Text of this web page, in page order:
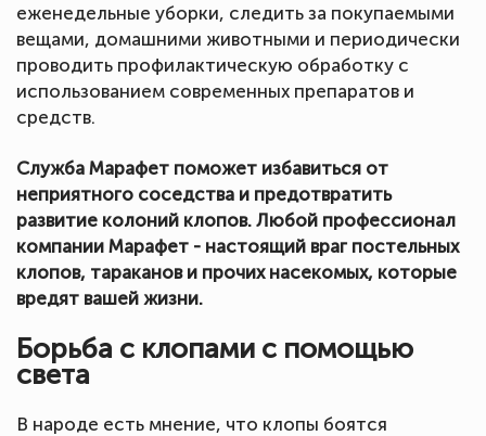
еженедельные уборки, следить за покупаемыми
вещами, домашними животными и периодически
проводить профилактическую обработку с
использованием современных препаратов и
средств.
Служба Марафет поможет избавиться от
неприятного соседства и предотвратить
развитие колоний клопов. Любой профессионал
компании Марафет - настоящий враг постельных
клопов, тараканов и прочих насекомых, которые
вредят вашей жизни.
Борьба с клопами с помощью
света
В народе есть мнение, что клопы боятся